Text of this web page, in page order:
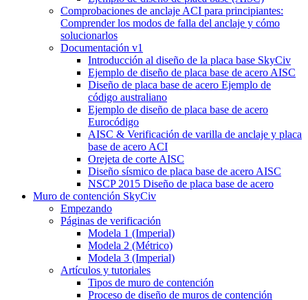
Comprobaciones de anclaje ACI para principiantes:
Comprender los modos de falla del anclaje y cómo
solucionarlos
Documentación v1
Introducción al diseño de la placa base SkyCiv
Ejemplo de diseño de placa base de acero AISC
Diseño de placa base de acero Ejemplo de
código australiano
Ejemplo de diseño de placa base de acero
Eurocódigo
AISC & Verificación de varilla de anclaje y placa
base de acero ACI
Orejeta de corte AISC
Diseño sísmico de placa base de acero AISC
NSCP 2015 Diseño de placa base de acero
Muro de contención SkyCiv
Empezando
Páginas de verificación
Modela 1 (Imperial)
Modela 2 (Métrico)
Modela 3 (Imperial)
Artículos y tutoriales
Tipos de muro de contención
Proceso de diseño de muros de contención